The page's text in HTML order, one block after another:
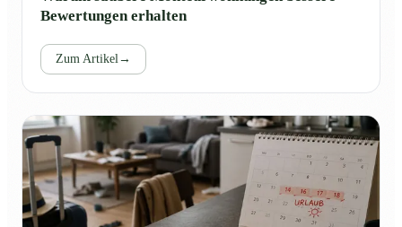
Bewertungen erhalten
Zum Artikel →